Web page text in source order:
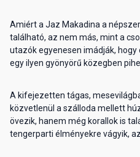
Amiért a Jaz Makadina a
található, az nem más, mint a
utazók egyenesen imádják,
egy ilyen gyönyörű közegben
A kifejezetten tágas,
közvetlenül a szálloda mellett
övezik, hanem még korallok is
tengerparti élményekre vágyik,